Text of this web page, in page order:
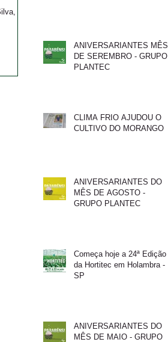
ANIVERSARIANTES MÊS
DE SEREMBRO - GRUPO
PLANTEC
CLIMA FRIO AJUDOU O
CULTIVO DO MORANGO
ANIVERSARIANTES DO
MÊS DE AGOSTO -
GRUPO PLANTEC
Começa hoje a 24ª Edição
da Hortitec em Holambra -
SP
ANIVERSARIANTES DO
MÊS DE MAIO - GRUPO